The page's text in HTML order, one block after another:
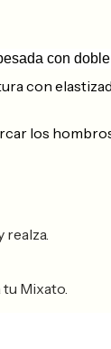
con
con
los
realza.
Mixato.